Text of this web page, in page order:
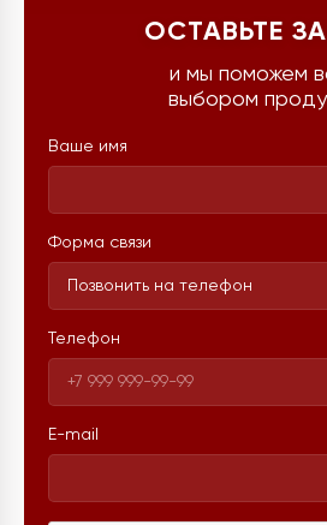
ОСТАВЬТЕ
и мы поможем
выбором
Ваше имя
Форма связи
Позвонить на телефон
Телефон
E-mail